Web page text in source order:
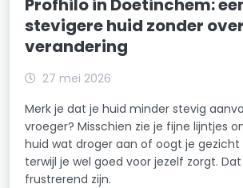
Profhilo in Doetinchem:
stevigere huid zonder
verandering
27 mei 2026
Merk je dat je huid minder stevig
vroeger? Misschien zie je fijne lijntjes
huid wat droger aan of oogt je gezicht
terwijl je wel goed voor jezelf zorgt.
frustrerend zijn.